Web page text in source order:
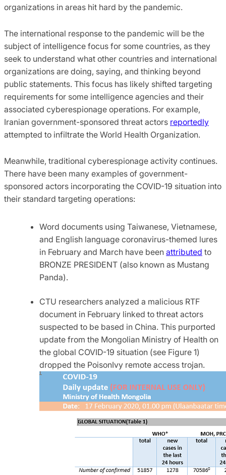
organizations in areas hit hard by the pandemic.
The international response to the pandemic will be the
subject of intelligence focus for some countries, as they
seek to understand what other countries and international
organizations are doing, saying, and thinking beyond
public statements. This focus has likely shifted targeting
requirements for some intelligence agencies and their
associated cyberespionage operations. For example,
Iranian government-sponsored threat actors reportedly
attempted to infiltrate the World Health Organization.
Meanwhile, traditional cyberespionage activity continues.
There have been many examples of government-
sponsored actors incorporating the COVID-19 situation into
their standard targeting operations:
Word documents using Taiwanese, Vietnamese,
and English language coronavirus-themed lures
in February and March have been attributed to
BRONZE PRESIDENT (also known as Mustang
Panda).
CTU researchers analyzed a malicious RTF
document in February linked to threat actors
suspected to be based in China. This purported
update from the Mongolian Ministry of Health on
the global COVID-19 situation (see Figure 1)
dropped the PoisonIvy remote access trojan.